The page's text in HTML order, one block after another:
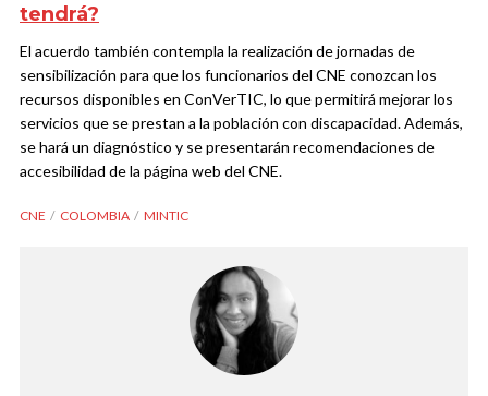
tendrá?
El acuerdo también contempla la realización de jornadas de
sensibilización para que los funcionarios del CNE conozcan los
recursos disponibles en ConVerTIC, lo que permitirá mejorar los
servicios que se prestan a la población con discapacidad. Además,
se hará un diagnóstico y se presentarán recomendaciones de
accesibilidad de la página web del CNE.
CNE COLOMBIA MINTIC